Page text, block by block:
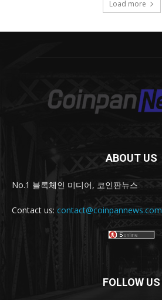
ABOUT US
No.1 블록체인 미디어, 코인판뉴스
Contact us: contact@coinpannews.com
FOLLOW US